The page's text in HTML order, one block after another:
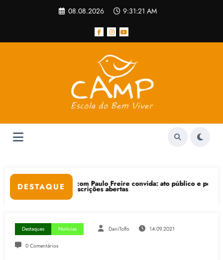
08.08.2026 9:31:21 AM
DESTAQUE
abertas
Freire convida: ato público e pedagógica na sexta-feira (24), no
“Centenário
Destaques Notícias DaniTolfo 14.09.2021
0 Comentários